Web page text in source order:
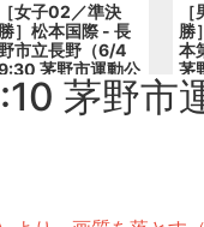
［女子02／準決
勝］松本国際 - 長
野市立長野（6/4
茅野市運動公
園総合体育館B）
勝
本
茅
合
茅野市